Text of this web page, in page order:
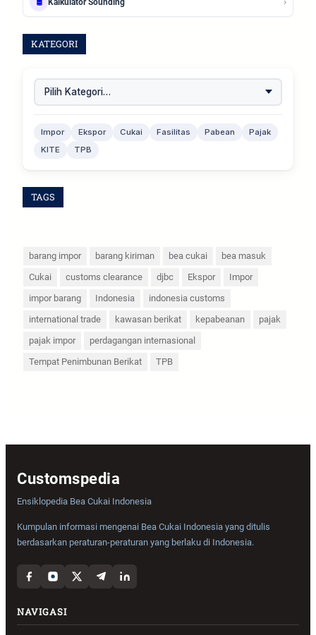
Kalkulator Sounding
KATEGORI
Impor Ekspor Cukai Fasilitas Pabean
Pajak
KITE
TPB
TAGS
barang impor barang kiriman bea cukai
bea masuk
Cukai
customs clearance djbc Ekspor
Impor
impor barang
Indonesia
indonesia customs
international trade
kawasan berikat kepabeanan
pajak
pajak impor
perdagangan internasional
Tempat Penimbunan Berikat
TPB
Customspedia
Ensiklopedia Bea Cukai Indonesia
Kumpulan informasi mengenai Bea Cukai Indonesia yang ditulis
berdasarkan peraturan-peraturan yang berlaku di Indonesia.
NAVIGASI